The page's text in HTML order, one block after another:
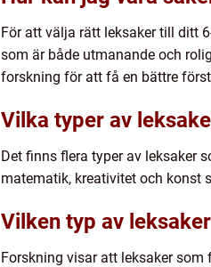
För att välja rätt leksaker till ditt
som är både utmanande och
forskning för att få en bättre
Vilka typer av
Det finns flera typer av leksaker
matematik, kreativitet och konst
Vilken typ av
Forskning visar att leksaker